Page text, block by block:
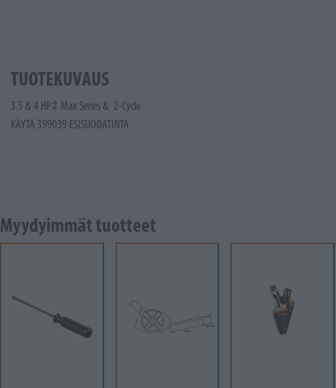
TUOTEKUVAUS
3.5 & 4 HP‡ Max Series & 2-Cycle
KÄYTÄ 399039 ESISUODATINTA
Myydyimmät tuotteet